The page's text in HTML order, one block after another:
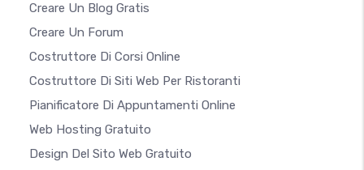
Creare Un Blog Gratis
Creare Un Forum
Costruttore Di Corsi Online
Costruttore Di Siti Web Per Ristoranti
Pianificatore Di Appuntamenti Online
Web Hosting Gratuito
Design Del Sito Web Gratuito